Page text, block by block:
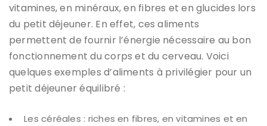
vitamines, en minéraux, en fibres et en glucides lors
du petit déjeuner. En effet, ces aliments
permettent de fournir l’énergie nécessaire au bon
fonctionnement du corps et du cerveau. Voici
quelques exemples d’aliments à privilégier pour un
petit déjeuner équilibré :
Les céréales : riches en fibres, en vitamines et en